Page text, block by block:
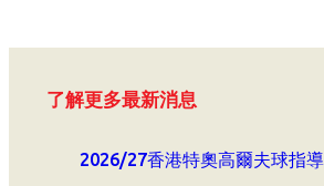
了解更多最新消息
2026/27香港特奧高爾夫球指